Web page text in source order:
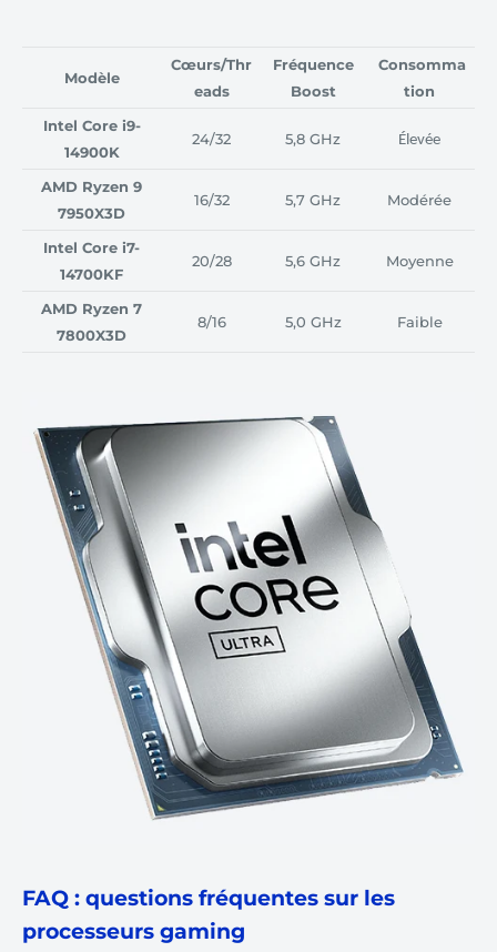
Modèle
Cœurs/Thr
eads
Fréquence
Boost
Consomma
tion
Intel Core i9-
14900K
24/32 5,8 GHz Élevée
AMD Ryzen 9
7950X3D
16/32 5,7 GHz Modérée
Intel Core i7-
14700KF
20/28 5,6 GHz Moyenne
AMD Ryzen 7
7800X3D
8/16 5,0 GHz Faible
FAQ : questions fréquentes sur les
processeurs gaming